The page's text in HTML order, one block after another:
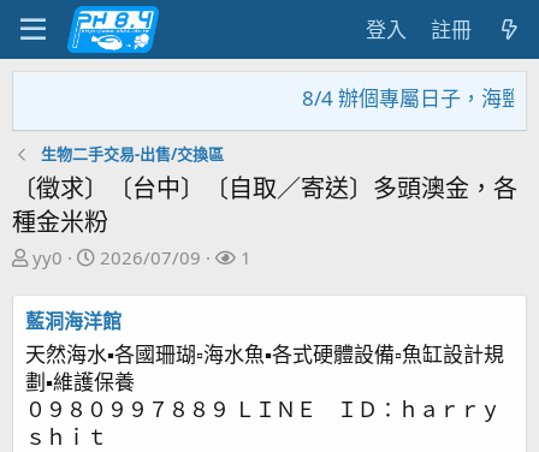
登入 註冊
8/4 辦個專屬日子，海鹽
生物二手交易-出售/交換區
〔徵求〕〔台中〕〔自取／寄送〕多頭澳金，各
種金米粉
主
發
起
人
yy0
開
日
期
2026/07/09
關
1
藍洞海洋館
天然海水▪各國珊瑚▫海水魚▪各式硬體設備▫魚缸設計規
劃▪維護保養
０９８０９９７８８９ ＬＩＮＥ ＩＤ：ｈａｒｒｙ
ｓｈｉｔ